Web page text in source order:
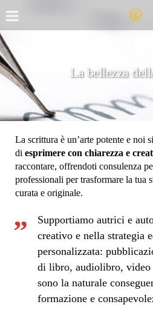
La bellezza
La scrittura è un’arte potente e noi
di esprimere con chiarezza e
raccontare, offrendoti consulenza
professionali per trasformare la tua
curata e originale.
Supportiamo autrici e
creativo e nella strategia
personalizzata:
di libro, audiolibro, video
sono la naturale
formazione e